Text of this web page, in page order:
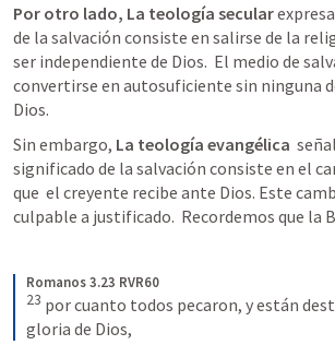
Por otro lado, La teología secular
de la salvación consiste en salirse de la
ser independiente de Dios.  El medio de
convertirse en autosuficiente sin ninguna
Dios.
Sin embargo, La teología evangélica
significado de la salvación consiste en el
que  el creyente recibe ante Dios. Este
culpable a justificado.  Recordemos que la
Romanos 3.23 RVR60
23 por cuanto todos pecaron, y están
gloria de Dios,